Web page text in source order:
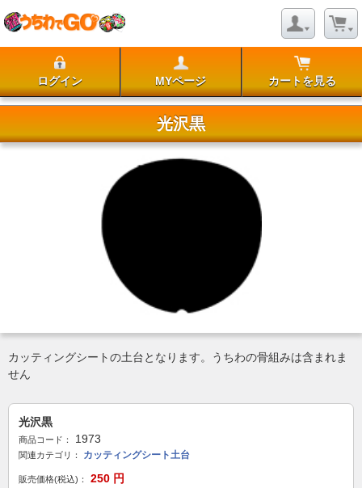
ログイン MYページ カートを見る
光沢黒
カッティングシートの土台となります。うちわの骨組みは含まれま
せん
光沢黒
商品コード： 1973
関連カテゴリ： カッティングシート土台
販売価格(税込)： 250 円